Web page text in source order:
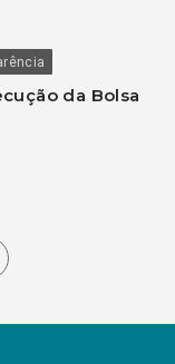
da Bolsa